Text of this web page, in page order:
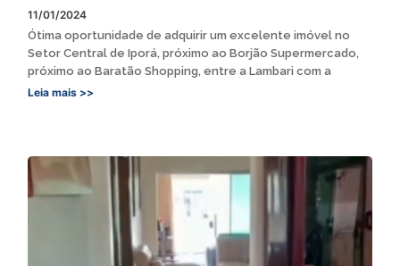
11/01/2024
Ótima oportunidade de adquirir um excelente imóvel no
Setor Central de Iporá, próximo ao Borjão Supermercado,
próximo ao Baratão Shopping, entre a Lambari com a
Leia mais >>